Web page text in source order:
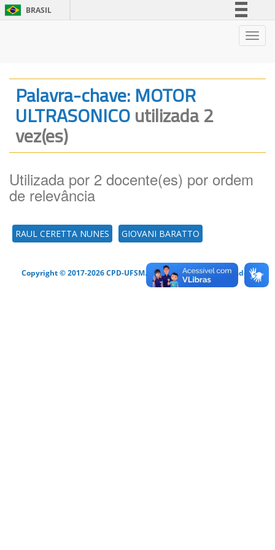
BRASIL
Legislação
Canais
Palavra-chave: MOTOR
ULTRASONICOutilizada 2
vez(es)
Utilizada por 2 docente(es) por ordem
de relevância
RAUL CERETTA NUNES GIOVANI BARATTO
Copyright © 2017-2026 CPD-UFSM. Todos os direitos reservados.